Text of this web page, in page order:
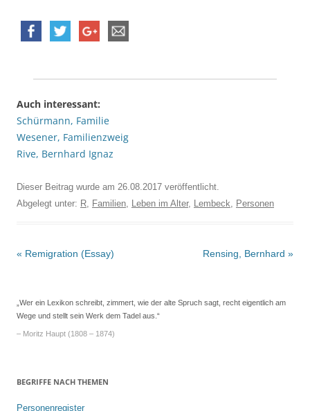
Auch interessant:
Schürmann, Familie
Wesener, Familienzweig
Rive, Bernhard Ignaz
Dieser Beitrag wurde am 26.08.2017 veröffentlicht.
Abgelegt unter: R, Familien, Leben im Alter, Lembeck, Personen
Beitrags-
« Remigration (Essay) Rensing, Bernhard »
„Wer ein Lexikon schreibt, zimmert, wie der alte Spruch sagt, recht eigentlich am
Wege und stellt sein Werk dem Tadel aus.“
– Moritz Haupt (1808 – 1874)
BEGRIFFE NACH THEMEN
Personenregister